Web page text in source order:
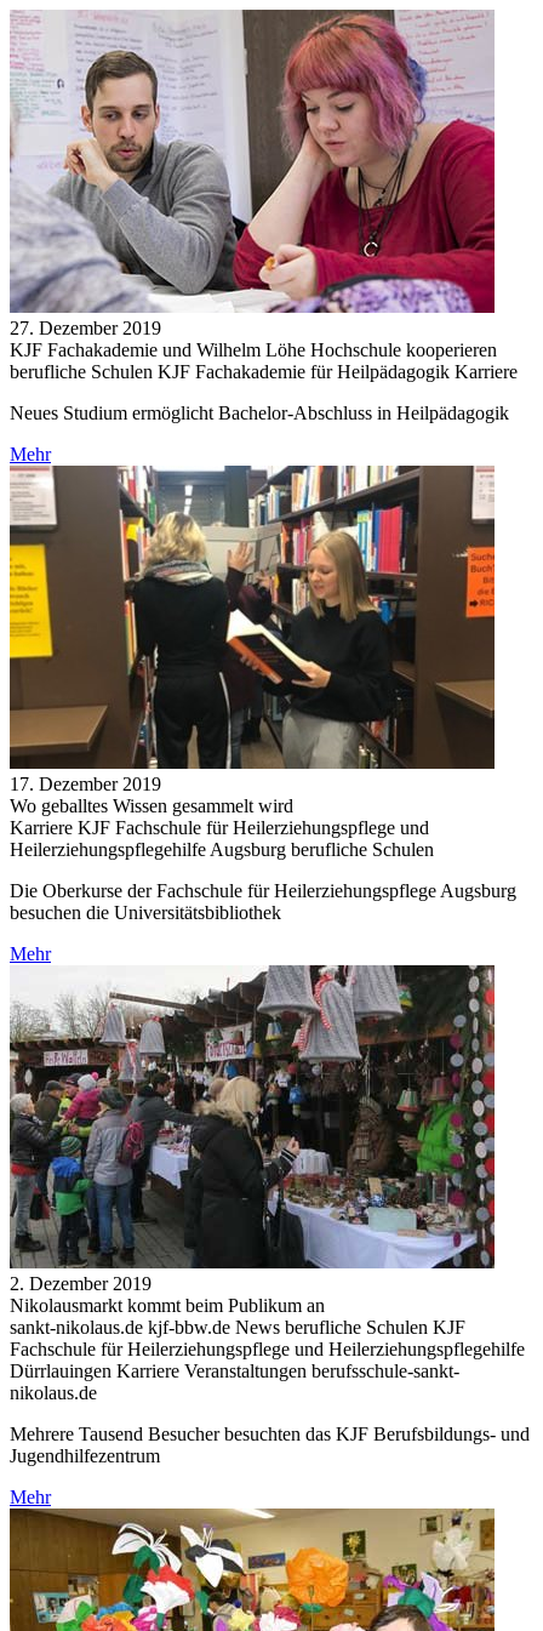
27. Dezember 2019
KJF Fachakademie und Wilhelm Löhe Hochschule kooperieren
berufliche Schulen KJF Fachakademie für Heilpädagogik Karriere
Neues Studium ermöglicht Bachelor-Abschluss in Heilpädagogik
Mehr
17. Dezember 2019
Wo geballtes Wissen gesammelt wird
Karriere KJF Fachschule für Heilerziehungspflege und
Heilerziehungspflegehilfe Augsburg berufliche Schulen
Die Oberkurse der Fachschule für Heilerziehungspflege Augsburg
besuchen die Universitätsbibliothek
Mehr
2. Dezember 2019
Nikolausmarkt kommt beim Publikum an
sankt-nikolaus.de kjf-bbw.de News berufliche Schulen KJF
Fachschule für Heilerziehungspflege und Heilerziehungspflegehilfe
Dürrlauingen Karriere Veranstaltungen berufsschule-sankt-
nikolaus.de
Mehrere Tausend Besucher besuchten das KJF Berufsbildungs- und
Jugendhilfezentrum
Mehr